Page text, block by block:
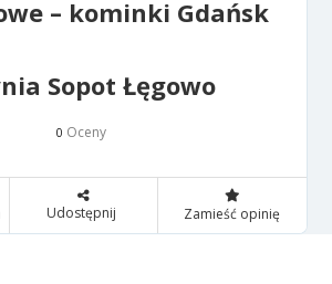
– kominki Gdańsk
Sopot Łęgowo
0 Oceny
Udostępnij Zamieść opinię